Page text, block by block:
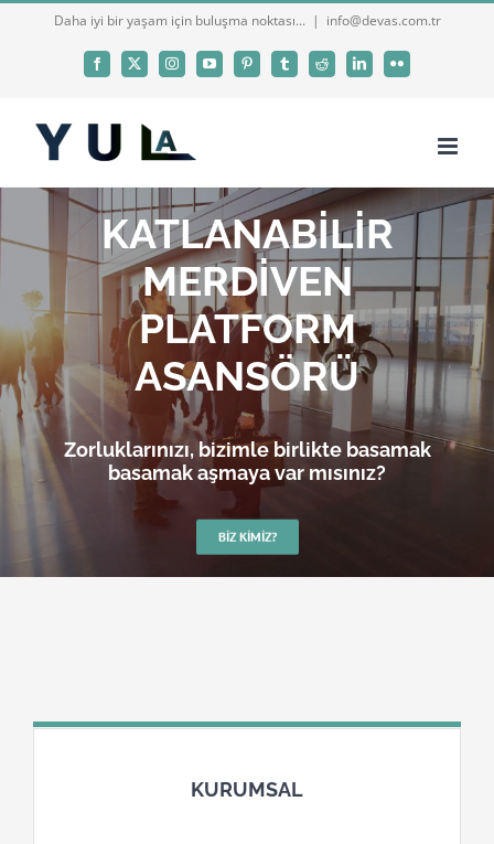
Daha iyi bir yaşam için buluşma noktası... | info@devas.com.tr
Facebook
X InstagramYouTubePinterestTumblrReddit LinkedInFlickr
KATLANABİLİR
MERDİVEN
PLATFORM
ASANSÖRÜ
Zorluklarınızı, bizimle birlikte basamak
basamak aşmaya var mısınız?
BIZ KIMIZ?
KURUMSAL